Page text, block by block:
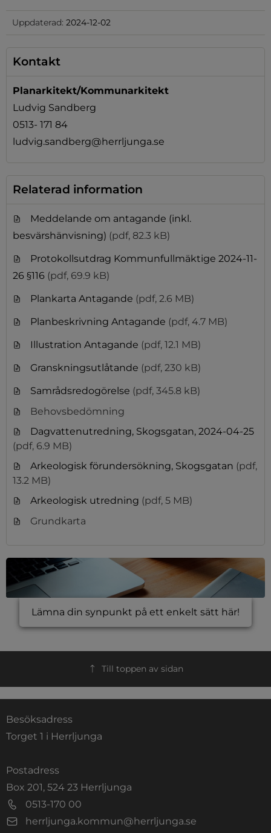
Uppdaterad: 2024-12-02
Kontakt
Planarkitekt/Kommunarkitekt
Ludvig Sandberg
0513- 171 84
ludvig.sandberg@herrljunga.se
Relaterad information
Meddelande om antagande (inkl.
besvärshänvisning) (pdf, 82.3 kB)
Protokollsutdrag Kommunfullmäktige 2024-11-
26 §116 (pdf, 69.9 kB)
Plankarta Antagande (pdf, 2.6 MB)
Planbeskrivning Antagande (pdf, 4.7 MB)
Illustration Antagande (pdf, 12.1 MB)
Granskningsutlåtande (pdf, 230 kB)
Samrådsredogörelse (pdf, 345.8 kB)
Behovsbedömning
Dagvattenutredning, Skogsgatan, 2024-04-25
(pdf, 6.9 MB)
Arkeologisk förundersökning, Skogsgatan (pdf,
13.2 MB)
Arkeologisk utredning (pdf, 5 MB)
Grundkarta
Lämna din synpunkt på ett enkelt sätt här!
Till toppen av sidan
Besöksadress
Torget 1 i Herrljunga
Postadress
Box 201, 524 23 Herrljunga
0513-170 00
herrljunga.kommun@herrljunga.se